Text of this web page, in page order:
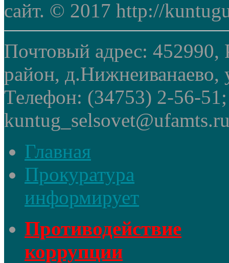
сайт. © 2017 http://
Почтовый адрес: 452990,
район, д.Нижнеиванаево,
Телефон: (34753) 2-56-
Главная
Прокуратура
информирует
Противодействие
коррупции